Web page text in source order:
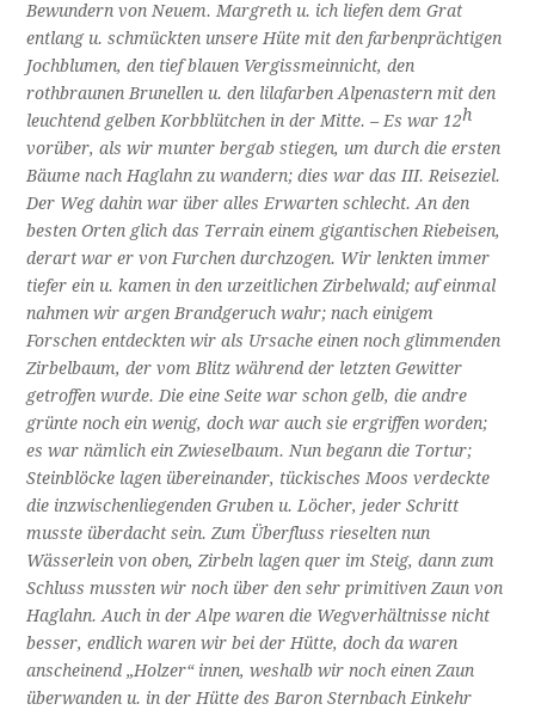
Bewundern von Neuem. Margreth u. ich liefen dem Grat
entlang u. schmückten unsere Hüte mit den farbenprächtigen
Jochblumen, den tief blauen Vergissmeinnicht, den
rothbraunen Brunellen u. den lilafarben Alpenastern mit den
leuchtend gelben Korbblütchen in der Mitte. – Es war 12h
vorüber, als wir munter bergab stiegen, um durch die ersten
Bäume nach Haglahn zu wandern; dies war das III. Reiseziel.
Der Weg dahin war über alles Erwarten schlecht. An den
besten Orten glich das Terrain einem gigantischen Riebeisen,
derart war er von Furchen durchzogen. Wir lenkten immer
tiefer ein u. kamen in den urzeitlichen Zirbelwald; auf einmal
nahmen wir argen Brandgeruch wahr; nach einigem
Forschen entdeckten wir als Ursache einen noch glimmenden
Zirbelbaum, der vom Blitz während der letzten Gewitter
getroffen wurde. Die eine Seite war schon gelb, die andre
grünte noch ein wenig, doch war auch sie ergriffen worden;
es war nämlich ein Zwieselbaum. Nun begann die Tortur;
Steinblöcke lagen übereinander, tückisches Moos verdeckte
die inzwischenliegenden Gruben u. Löcher, jeder Schritt
musste überdacht sein. Zum Überfluss rieselten nun
Wässerlein von oben, Zirbeln lagen quer im Steig, dann zum
Schluss mussten wir noch über den sehr primitiven Zaun von
Haglahn. Auch in der Alpe waren die Wegverhältnisse nicht
besser, endlich waren wir bei der Hütte, doch da waren
anscheinend „Holzer“ innen, weshalb wir noch einen Zaun
überwanden u. in der Hütte des Baron Sternbach Einkehr